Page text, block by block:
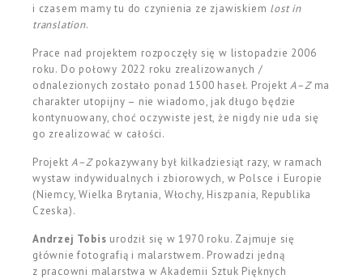
i czasem mamy tu do czynienia ze zjawiskiem lost in
translation.
Prace nad projektem rozpoczęły się w listopadzie 2006
roku. Do połowy 2022 roku zrealizowanych /
odnalezionych zostało ponad 1500 haseł. ProjektA–Zma
charakter utopijny – nie wiadomo, jak długo będzie
kontynuowany, choć oczywiste jest, że nigdy nie uda się
go zrealizować w całości.
ProjektA–Zpokazywany był kilkadziesiąt razy, w ramach
wystaw indywidualnych i zbiorowych, w Polsce i Europie
(Niemcy, Wielka Brytania, Włochy, Hiszpania, Republika
Czeska).
Andrzej Tobis urodził się w 1970 roku. Zajmuje się
głównie fotografią i malarstwem. Prowadzi jedną
z pracowni malarstwa w Akademii Sztuk Pięknych